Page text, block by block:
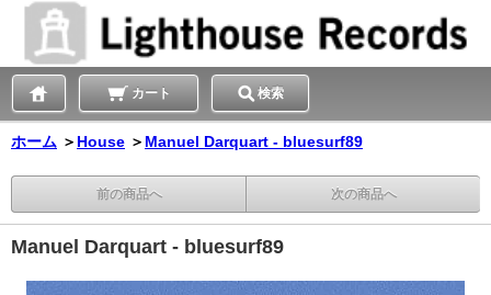
カート 検索
ホーム ＞ House ＞ Manuel Darquart - bluesurf89
前の商品へ 次の商品へ
Manuel Darquart - bluesurf89